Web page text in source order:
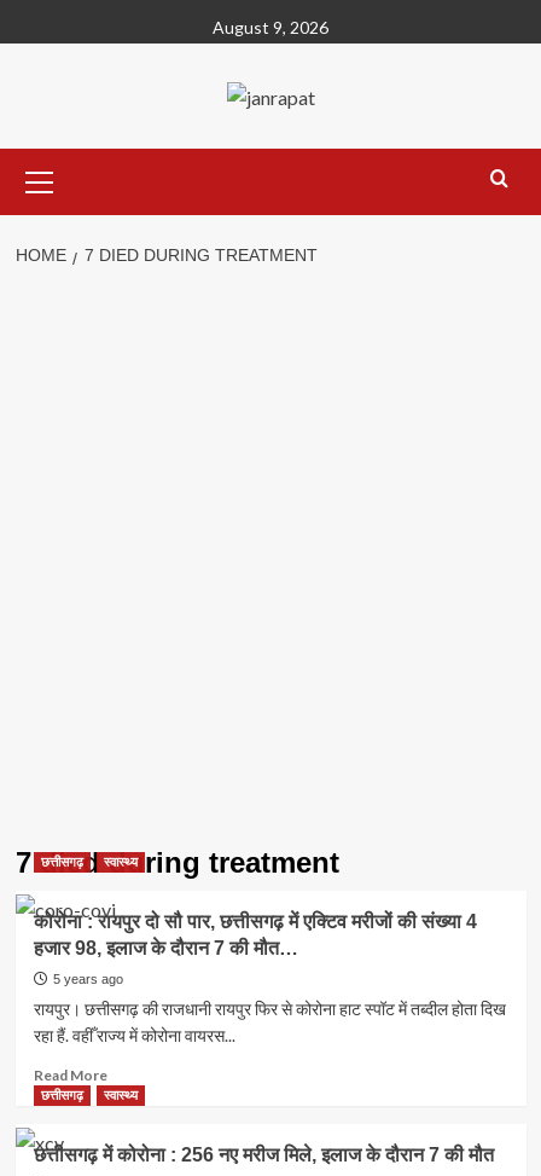
to
August 9, 2026
Menu
HOME 7 DIED DURING TREATMENT
7 died during treatment
छत्तीसगढ़ स्वास्थ्य
कोरोना : रायपुर दो सौ पार, छत्तीसगढ़ में एक्टिव मरीजों की संख्या 4
हजार 98, इलाज के दौरान 7 की मौत…
5 years ago
रायपुर। छत्तीसगढ़ की राजधानी रायपुर फिर से कोरोना हाट स्पॉट में तब्दील होता दिख
रहा हैं. वहीँ राज्य में कोरोना वायरस...
Read MoreRead
more
कोरोना
:
छत्तीसगढ़ स्वास्थ्य
छत्तीसगढ़ में कोरोना : 256 नए मरीज मिले, इलाज के दौरान 7 की मौत